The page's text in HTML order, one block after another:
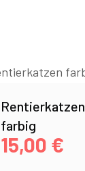
Rentierkatzen
farbig
15,00 €